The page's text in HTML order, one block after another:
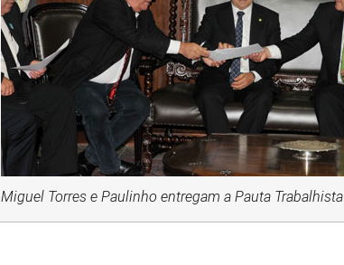
Miguel Torres e Paulinho entregam a Pauta